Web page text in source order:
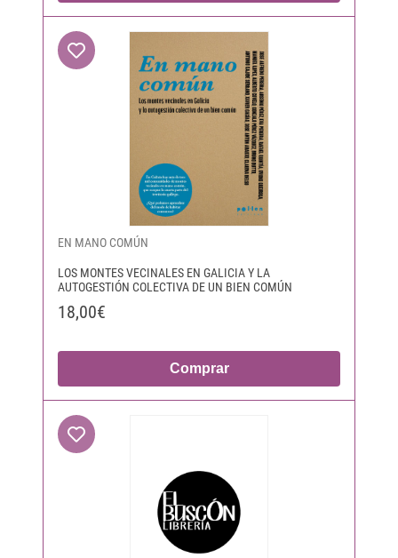
EN MANO COMÚN
LOS MONTES VECINALES EN GALICIA Y LA
AUTOGESTIÓN COLECTIVA DE UN BIEN COMÚN
18,00€
Comprar